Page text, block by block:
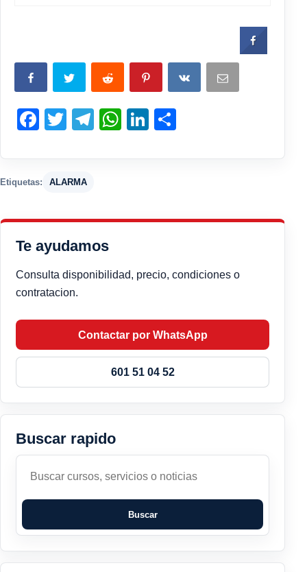
Facebook
TwitterTelegram
WhatsApp
LinkedIn
Etiquetas: ALARMA
Te ayudamos
Consulta disponibilidad, precio, condiciones o
contratacion.
Contactar por WhatsApp
601 51 04 52
Buscar rapido
Buscar
Buscar